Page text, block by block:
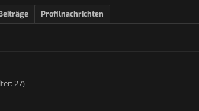
Profilnachrichten
27)